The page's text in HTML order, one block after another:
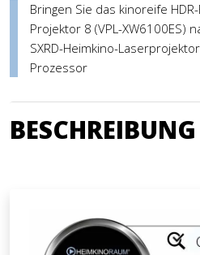
Bringen Sie das kinoreife
Projektor 8 (VPL-XW6100ES)
SXRD-Heimkino-
Prozessor
BESCHREIBUNG